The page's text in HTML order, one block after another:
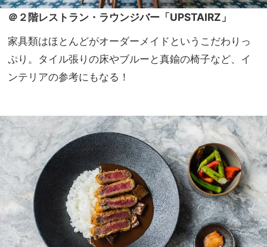
＠２階レストラン・ラウンジバー「UPSTAIRZ」
家具類はほとんどがオーダーメイドというこだわりっ
ぷり。タイル張りの床やブルーと真鍮の椅子など、イ
ンテリアの参考にもなる！